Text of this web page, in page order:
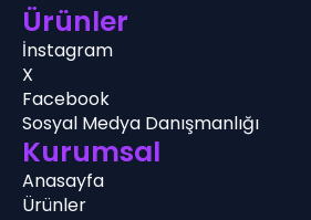
Ürünler
İnstagram
X
Facebook
Sosyal Medya Danışmanlığı
Kurumsal
Anasayfa
Ürünler